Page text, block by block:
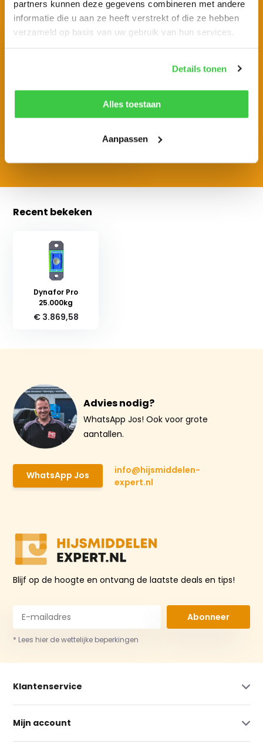
partners kunnen deze gegevens combineren met andere
informatie die u aan ze heeft verstrekt of die ze hebben
verzameld op basis van uw gebruik van hun services.
Details tonen
Alles toestaan
Aanpassen
Harpsluiting MBT WLL 25 Ton
Recent bekeken
Dynafor Pro
25.000kg
€ 3.869,58
Advies nodig?
WhatsApp Jos! Ook voor grote
aantallen.
WhatsApp Jos
info@hijsmiddelen-
expert.nl
Blijf op de hoogte en ontvang de laatste deals en tips!
Abonneer
* Lees hier de wettelijke beperkingen
Klantenservice
Mijn account